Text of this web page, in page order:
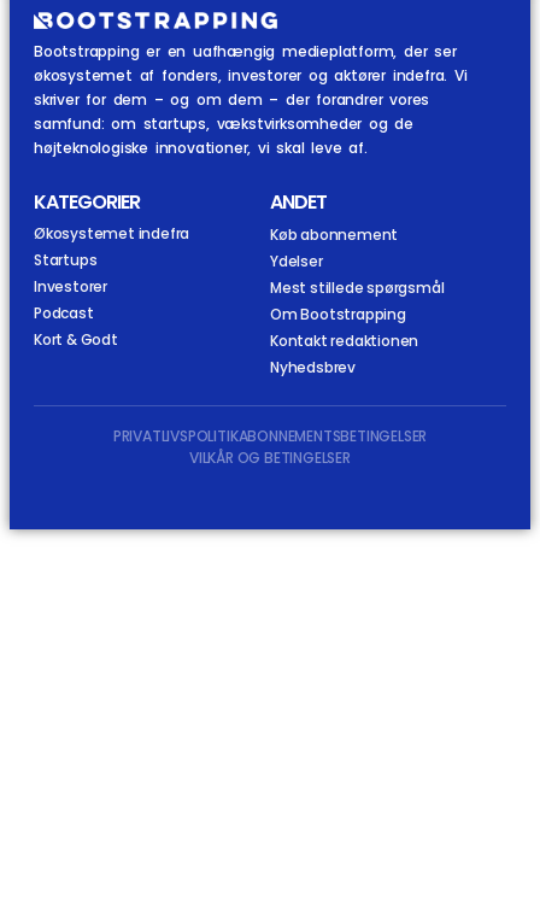
Bootstrapping er en uafhængig medieplatform, der ser
økosystemet af fonders, investorer og aktører indefra. Vi
skriver for dem – og om dem – der forandrer vores
samfund: om startups, vækstvirksomheder og de
højteknologiske innovationer, vi skal leve af.
KATEGORIER
Økosystemet indefra
Startups
Investorer
Podcast
Kort & Godt
ANDET
Køb abonnement
Ydelser
Mest stillede spørgsmål
Om Bootstrapping
Kontakt redaktionen
Nyhedsbrev
PRIVATLIVSPOLITIKABONNEMENTSBETINGELSER
VILKÅR OG BETINGELSER